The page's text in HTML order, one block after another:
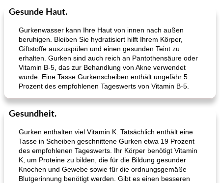
Gesunde Haut.
Gurkenwasser kann Ihre Haut von innen nach außen
beruhigen. Bleiben Sie hydratisiert hilft Ihrem Körper,
Giftstoffe auszuspülen und einen gesunden Teint zu
erhalten. Gurken sind auch reich an Pantothensäure oder
Vitamin B-5, das zur Behandlung von Akne verwendet
wurde. Eine Tasse Gurkenscheiben enthält ungefähr 5
Prozent des empfohlenen Tageswerts von Vitamin B-5.
Gesundheit.
Gurken enthalten viel Vitamin K. Tatsächlich enthält eine
Tasse in Scheiben geschnittene Gurken etwa 19 Prozent
des empfohlenen Tageswerts. Ihr Körper benötigt Vitamin
K, um Proteine ​​zu bilden, die für die Bildung gesunder
Knochen und Gewebe sowie für die ordnungsgemäße
Blutgerinnung benötigt werden. Gibt es einen besseren